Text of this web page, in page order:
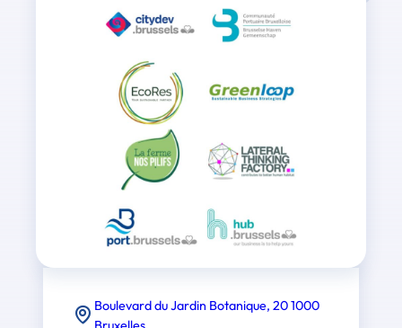
Boulevard du Jardin Botanique, 20 1000